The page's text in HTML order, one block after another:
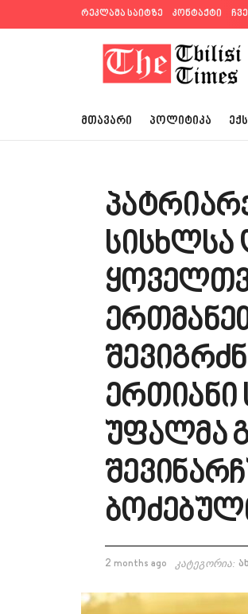
რეკლამა საიტზე კონტაქტი
ᲛᲗᲐᲕᲐᲠᲘ ᲞᲝᲚᲘᲢᲘᲙᲐ
სისხლსა
ერთიანი
უფალმა
2 months ago კატეგორია: